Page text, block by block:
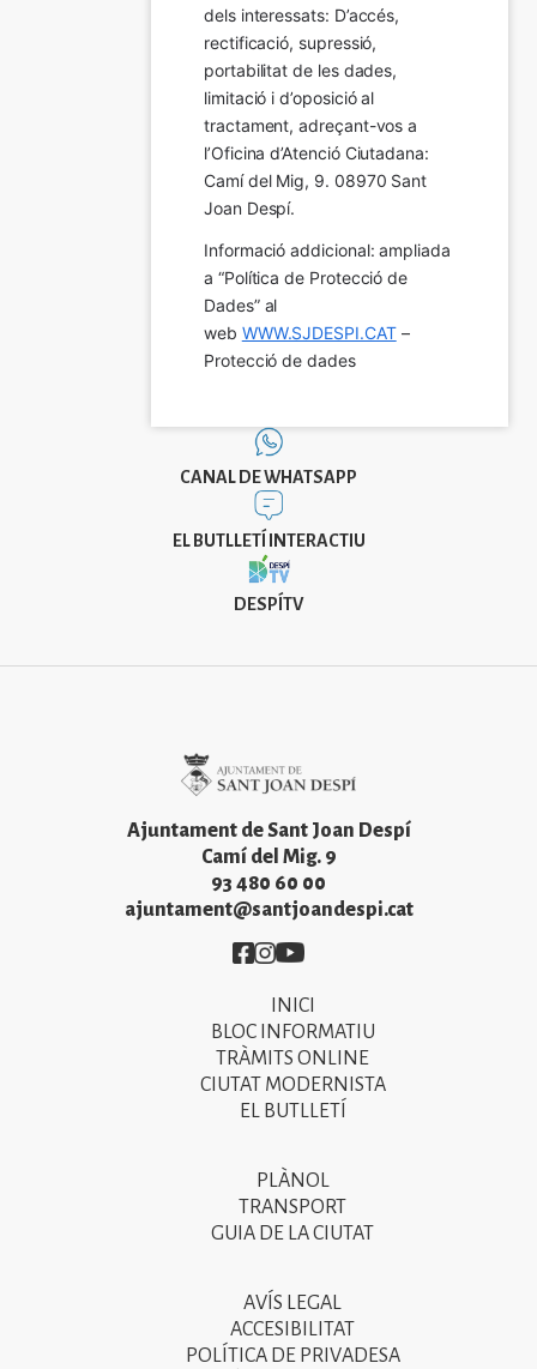
dels interessats: D’accés,
rectificació, supressió,
portabilitat de les dades,
limitació i d’oposició al
tractament, adreçant-vos a
l’Oficina d’Atenció Ciutadana:
Camí del Mig, 9. 08970 Sant
Joan Despí.
Informació addicional: ampliada
a “Política de Protecció de
Dades” al
web WWW.SJDESPI.CAT –
Protecció de dades
CANAL DE WHATSAPP
EL BUTLLETÍ INTERACTIU
DESPÍTV
Ajuntament de Sant Joan Despí
Camí del Mig. 9
93 480 60 00
ajuntament@santjoandespi.cat
Imatge
Imatge
Imatge
INICI
BLOC INFORMATIU
TRÀMITS ONLINE
CIUTAT MODERNISTA
EL BUTLLETÍ
PLÀNOL
TRANSPORT
GUIA DE LA CIUTAT
AVÍS LEGAL
ACCESIBILITAT
POLÍTICA DE PRIVADESA